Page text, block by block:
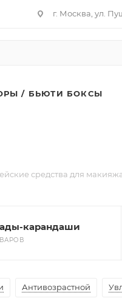
г. Москва, ул.
/ БЬЮТИ БОКСЫ
средства для
карандаши
Антивозрастной